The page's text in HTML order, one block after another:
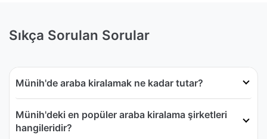
Sıkça Sorulan Sorular
Münih'de araba kiralamak ne kadar tutar?
Münih'deki en popüler araba kiralama şirketleri
hangileridir?